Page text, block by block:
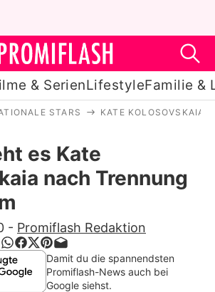
& SerienLifestyleFamilie &
Stars
Filme & Serien
Lifestyle
Familie & Liebe
Exklusiv
STARS KATE KOLOSOVSKAIA
es Kate
nach Trennung
- Promiflash Redaktion
Damit du die spannendsten
Promiflash-News auch bei
Google siehst.